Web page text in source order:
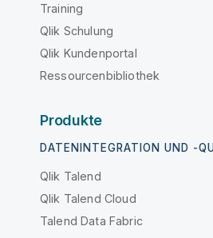
Training
Qlik Schulung
Qlik Kundenportal
Ressourcenbibliothek
Produkte
DATENINTEGRATION UND -
Qlik Talend
Qlik Talend Cloud
Talend Data Fabric